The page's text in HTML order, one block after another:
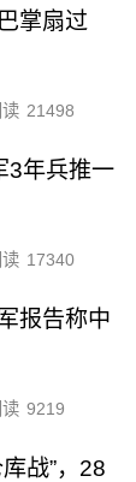
掌扇过
21498
3年兵推一
17340
报告称中
9219
战”，28